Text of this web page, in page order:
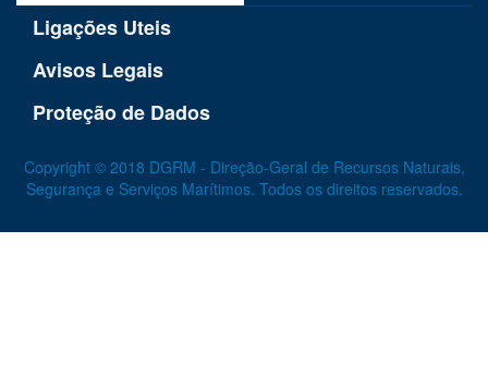
Ligações Uteis
Avisos Legais
Proteção de Dados
Copyright © 2018 DGRM - Direção-Geral de Recursos Naturais,
Segurança e Serviços Marítimos. Todos os direitos reservados.